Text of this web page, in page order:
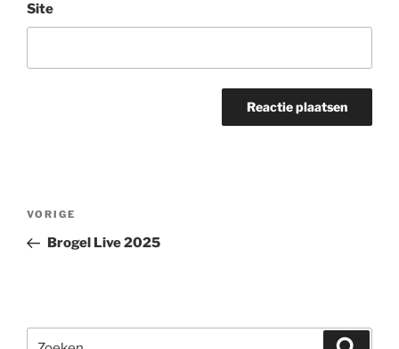
Site
Bericht
Vorig
bericht
VORIGE
Brogel Live 2025